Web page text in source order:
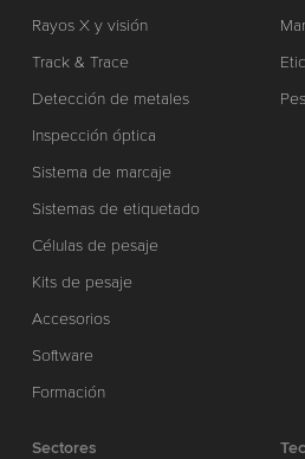
Rayos X y visión
Track & Trace
Detección de metales
Inspección óptica
Sistema de marcaje
Sistemas de etiquetado
Células de pesaje
Kits de pesaje
Accesorios
Software
Formación
Sectores